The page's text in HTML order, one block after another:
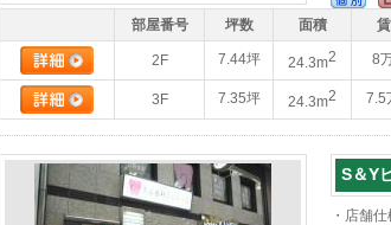
部屋番号 坪数 面積
2F 7.44坪 24.3m2 8
3F 7.35坪 24.3m2 7.5
S＆Y
・店舗